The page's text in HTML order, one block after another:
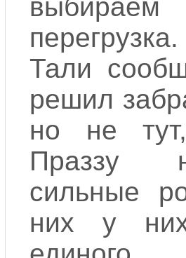
Тали
решил
но не
Праззу
сильные
них у